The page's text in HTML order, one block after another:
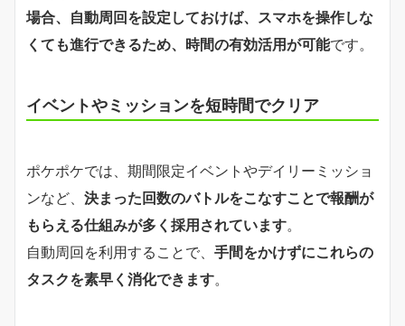
場合、自動周回を設定しておけば、スマホを操作しな
くても進行できるため、時間の有効活用が可能です。
イベントやミッションを短時間でクリア
ポケポケでは、期間限定イベントやデイリーミッショ
ンなど、 決まった回数のバトルをこなすことで報酬が
もらえる仕組みが多く採用されています。
自動周回を利用することで、 手間をかけずにこれらの
タスクを素早く消化できます。